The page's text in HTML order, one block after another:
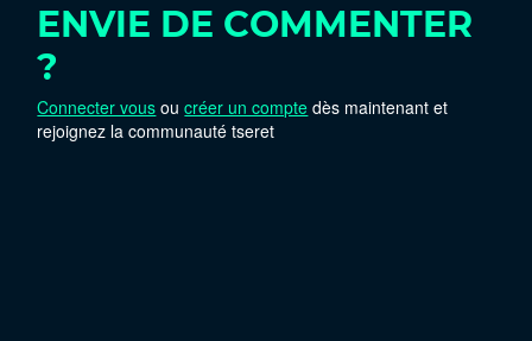
ENVIE DE COMMENTER
?
Connecter vous oucréer un compte dès maintenant et
rejoignez la communauté tseret